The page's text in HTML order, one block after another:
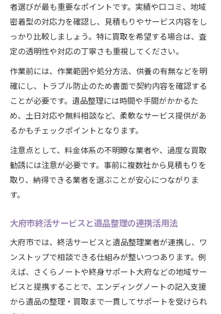
者選びが最も重要なポイントです。実績や口コミ、地域
密着型の対応力を確認し、見積もりやサービス内容をし
っかり比較しましょう。特に買取を希望する場合は、査
定の透明性や対応の丁寧さも重視してください。
作業前には、作業範囲や処分方法、供養の有無などを明
確にし、トラブル防止のため書面で契約内容を確認する
ことが必要です。遺品整理には時間や手間がかかるた
め、土日対応や無料相談など、柔軟なサービス提供があ
るかもチェックポイントとなります。
注意点として、料金体系の不明瞭な業者や、過度な買取
勧誘には注意が必要です。事前に複数社から見積もりを
取り、納得できる業者を選ぶことが安心につながりま
す。
大府市終活サービスと遺品整理の連携活用法
大府市では、終活サービスと遺品整理業者が連携し、ワ
ンストップで相談できる仕組みが整いつつあります。例
えば、さくらノートや終身サポート大府などの地域サー
ビスと提携することで、エンディングノートの記入支援
から遺品の整理・買取まで一貫してサポートを受けられ